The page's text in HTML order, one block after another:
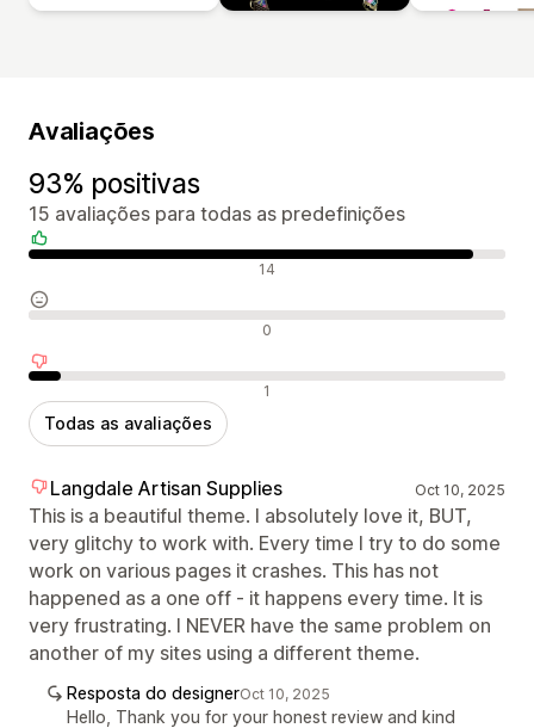
Avaliações
93% positivas
15 avaliações para todas as predefinições
Avaliações positivas 14
Avaliações neutras 0
Avaliações negativas 1
Todas as avaliações
Langdale Artisan Supplies Oct 10, 2025
This is a beautiful theme. I absolutely love it, BUT,
very glitchy to work with. Every time I try to do some
work on various pages it crashes. This has not
happened as a one off - it happens every time. It is
very frustrating. I NEVER have the same problem on
another of my sites using a different theme.
Resposta do designerOct 10, 2025
Hello, Thank you for your honest review and kind